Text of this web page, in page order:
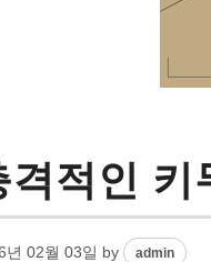
격적인 키
년 02월 03일 by admin